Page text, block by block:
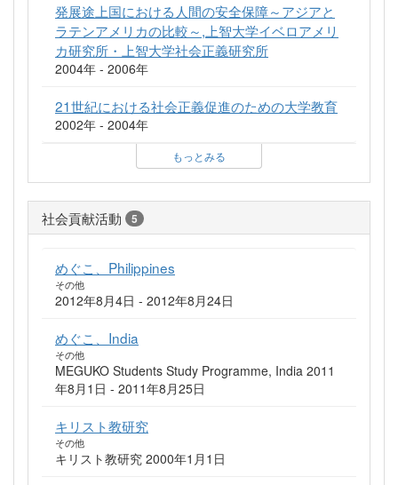
発展途上国における人間の安全保障～アジアと
ラテンアメリカの比較～,上智大学イベロアメリ
カ研究所・上智大学社会正義研究所
2004年 - 2006年
21世紀における社会正義促進のための大学教育
2002年 - 2004年
もっとみる
社会貢献活動 5
めぐこ、Philippines
その他
2012年8月4日 - 2012年8月24日
めぐこ、India
その他
MEGUKO Students Study Programme, India 2011
年8月1日 - 2011年8月25日
キリスト教研究
その他
キリスト教研究 2000年1月1日